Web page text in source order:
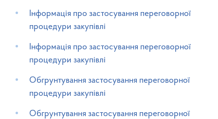
Інформація про застосування переговорної
процедури закупівлі
Інформація про застосування переговорної
процедури закупівлі
Обгрунтування застосування переговорної
процедури закупівлі
Обгрунтування застосування переговорної